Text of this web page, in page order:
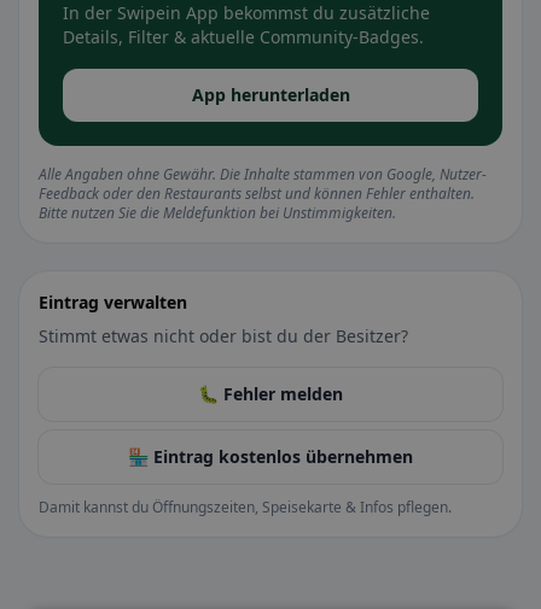
In der Swipein App bekommst du zusätzliche
Details, Filter & aktuelle Community-Badges.
App herunterladen
Alle Angaben ohne Gewähr. Die Inhalte stammen von Google, Nutzer-
Feedback oder den Restaurants selbst und können Fehler enthalten.
Bitte nutzen Sie die Meldefunktion bei Unstimmigkeiten.
Eintrag verwalten
Stimmt etwas nicht oder bist du der Besitzer?
🐛 Fehler melden
🏪 Eintrag kostenlos übernehmen
Damit kannst du Öffnungszeiten, Speisekarte & Infos pflegen.